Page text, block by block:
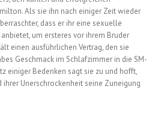
Als sie ihn nach einiger Zeit wieder
dass er ihr eine sexuelle
um ersteres vor ihrem Bruder
einen ausführlichen Vertrag, den sie
Geschmack im Schlafzimmer in die SM-
einiger Bedenken sagt sie zu und hofft,
ihrer Unerschrockenheit seine Zuneigung